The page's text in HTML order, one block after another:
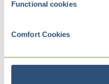
Functional cookies
Comfort Cookies